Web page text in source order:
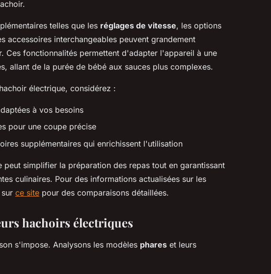
telles que les réglages de vitesse, les options
accessoires interchangeables peuvent grandement
Ces fonctionnalités permettent d'adapter l'appareil à une
allant de la purée de bébé aux sauces plus complexes.
électrique, considérez :
à vos besoins
pour une coupe précise
supplémentaires qui enrichissent l'utilisation
simplifier la préparation des repas tout en garantissant
culinaires. Pour des informations actualisées sur les
ce site pour des comparaisons détaillées.
hachoirs électriques
s'impose. Analysons les modèles phares et leurs